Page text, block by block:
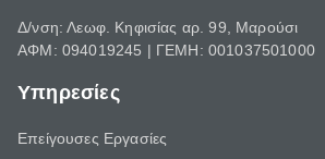
Δ/νση: Λεωφ. Κηφισίας αρ. 99, Μαρούσι
ΑΦΜ: 094019245 | ΓΕΜΗ: 001037501000
Υπηρεσίες
Επείγουσες Εργασίες